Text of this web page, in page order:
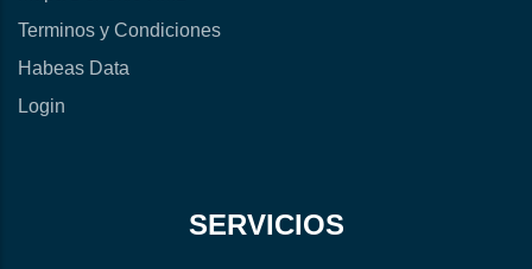
Terminos y Condiciones
Habeas Data
Login
SERVICIOS